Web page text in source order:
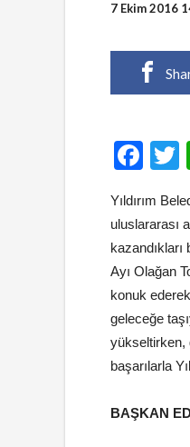
7 Ekim 2016
Yıldırım
uluslararası
kazandıkları
Ayı Olağan
konuk
geleceğe
yükseltirken,
başarılarla
BAŞKAN